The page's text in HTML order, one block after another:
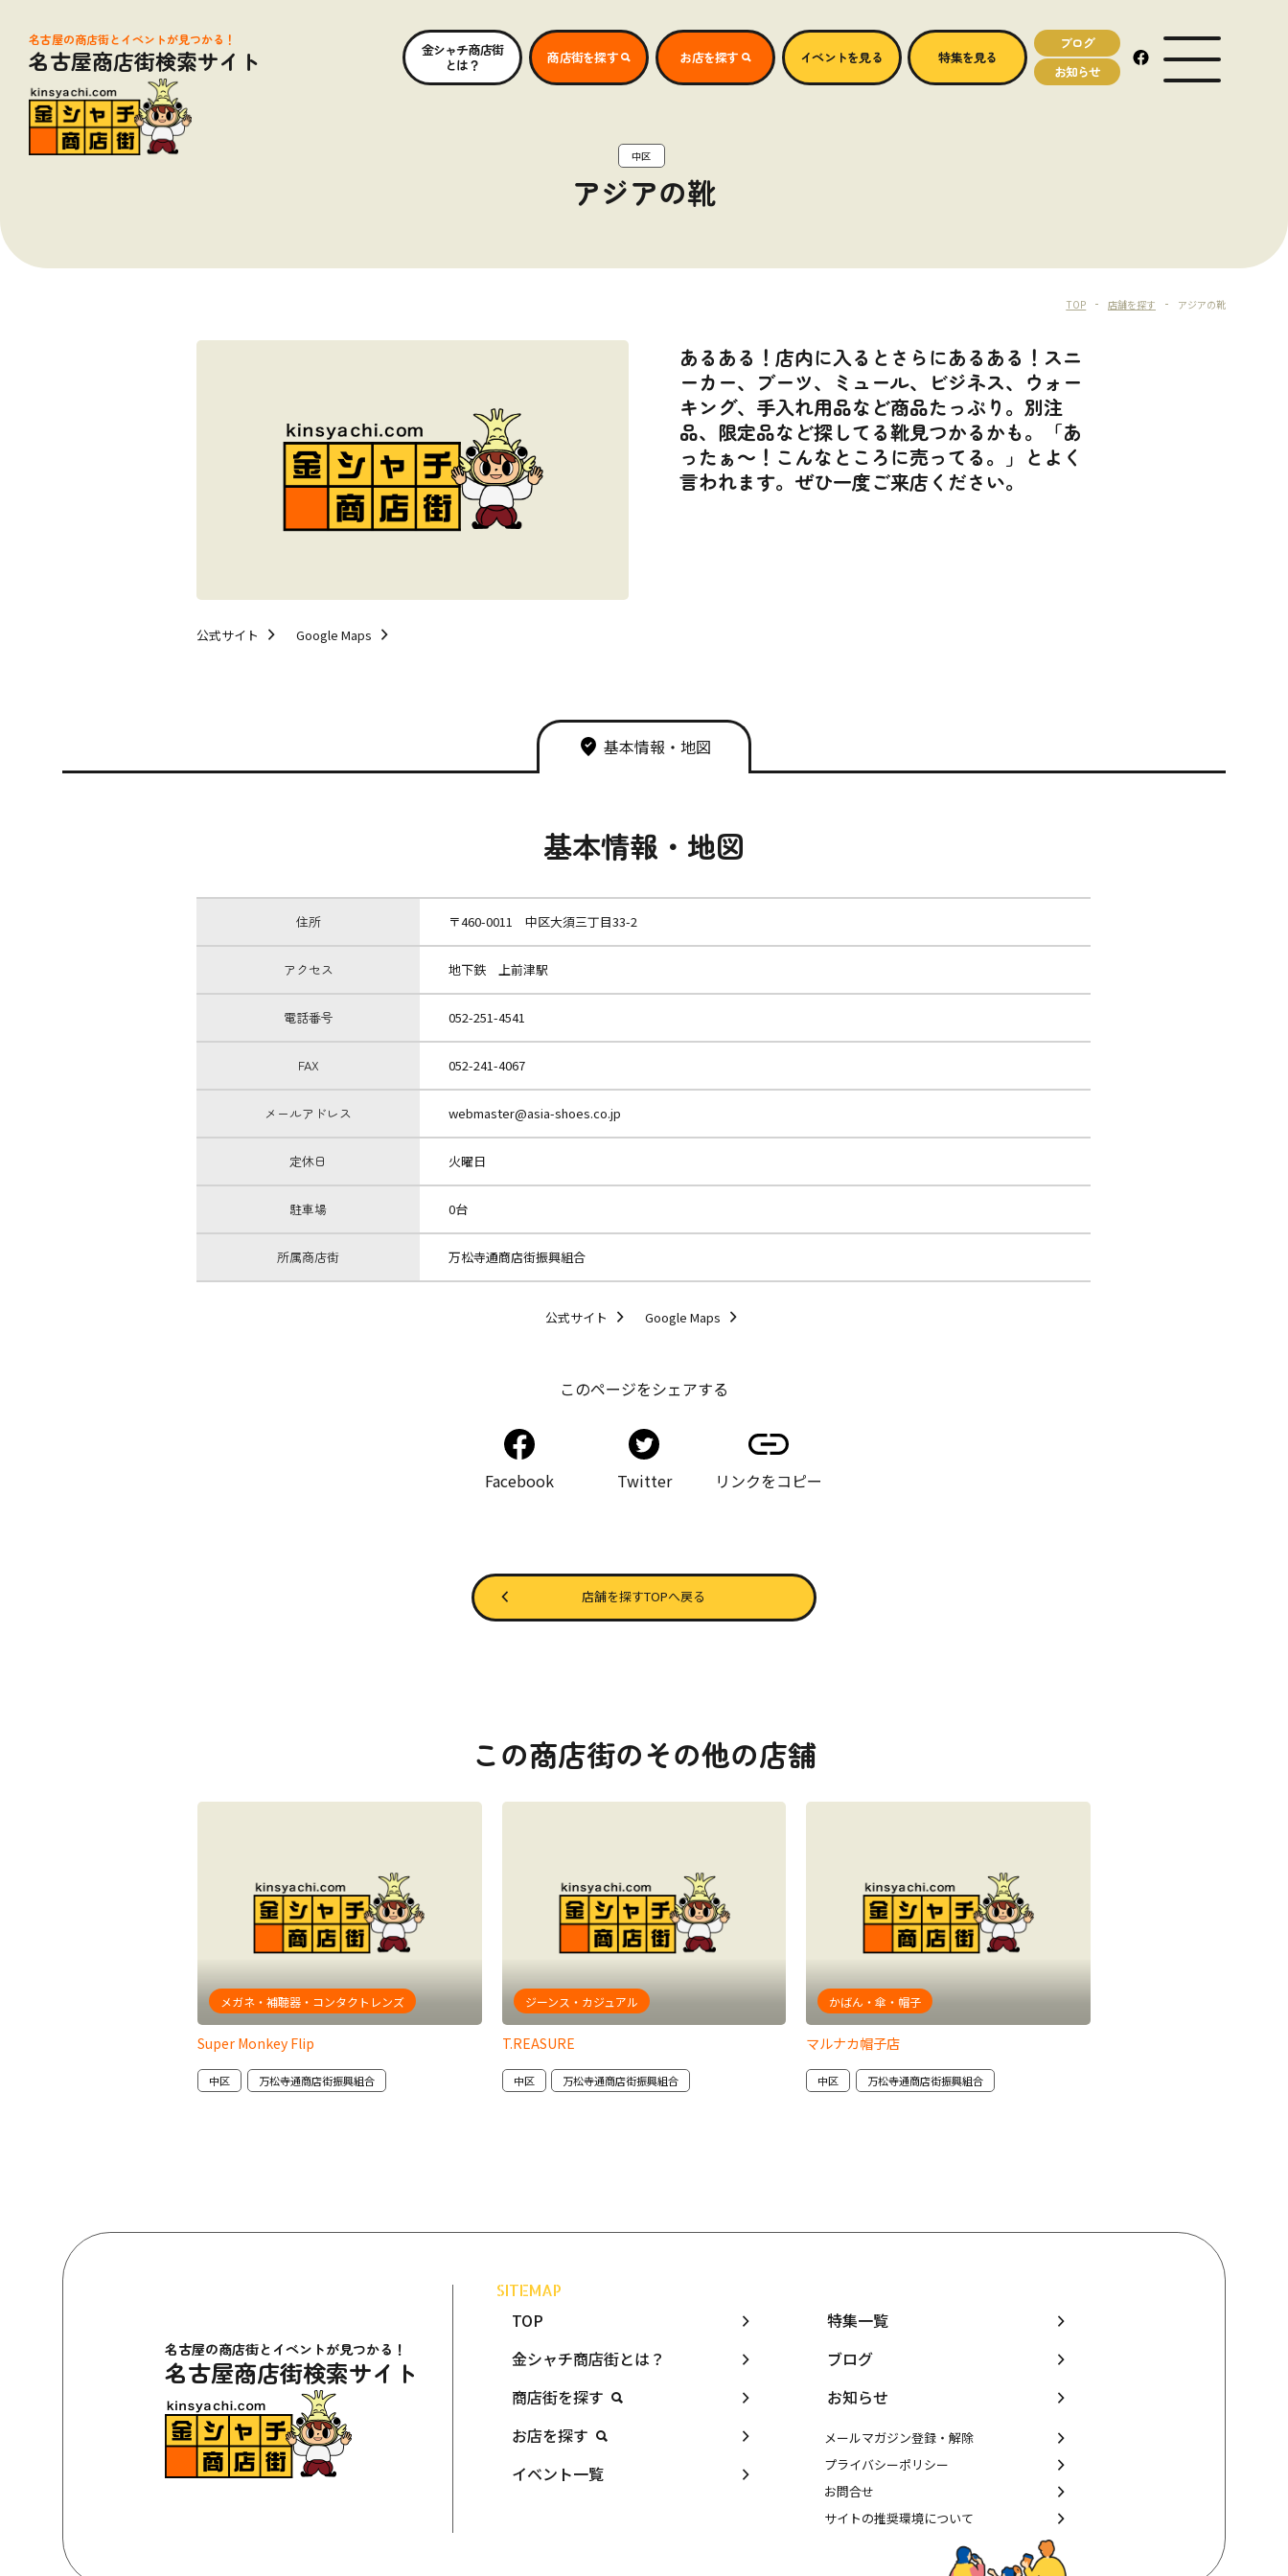
中区
アジアの靴
名古屋の商店街とイベントが見つかる！
名古屋商店街検索サイト
金シャチ商店街
とは？
商店街を探す お店を探す イベントを見る 特集を見る
ブログ
お知らせ
MENU OPEN
TOP 店舗を探す アジアの靴
あるある！店内に入るとさらにあるある！スニ
ーカー、ブーツ、ミュール、ビジネス、ウォー
キング、手入れ用品など商品たっぷり。別注
品、限定品など探してる靴見つかるかも。「あ
ったぁ～！こんなところに売ってる。」とよく
言われます。ぜひ一度ご来店ください。
公式サイト Google Maps
基本情報・地図
基本情報・地図
住所 〒460-0011 中区大須三丁目33-2
アクセス 地下鉄 上前津駅
電話番号 052-251-4541
FAX 052-241-4067
メールアドレス webmaster@asia-shoes.co.jp
定休日 火曜日
駐車場 0台
所属商店街 万松寺通商店街振興組合
公式サイト Google Maps
このページをシェアする
Facebook Twitter リンクをコピー
店舗を探すTOPへ戻る
この商店街のその他の店舗
Super Monkey Flip
メガネ・補聴器・コンタクトレンズ
中区 万松寺通商店街振興組合
T.REASURE
ジーンス・カジュアル
中区 万松寺通商店街振興組合
マルナカ帽子店
かばん・傘・帽子
中区 万松寺通商店街振興組合
名古屋の商店街とイベントが見つかる！
名古屋商店街検索サイト
SITEMAP
TOP
金シャチ商店街とは？
商店街を探す
お店を探す
イベント一覧
特集一覧
ブログ
お知らせ
メールマガジン登録・解除
プライバシーポリシー
お問合せ
サイトの推奨環境について